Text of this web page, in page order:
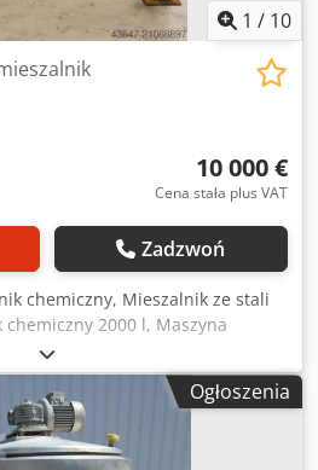
1 / 10
10 000 €
Cena stała plus VAT
Zadzwoń
chemiczny, Mieszalnik ze stali
2000 l, Maszyna
Typ: T240 Zasilanie
20 kW Silnik mieszadła: 3 kW
MS-CT-SQB – maksymalny
temperatura grzania: 90°C
Dcjdpfxoyc Sfvo Aivsk Uniwersalny
Ogłoszenia